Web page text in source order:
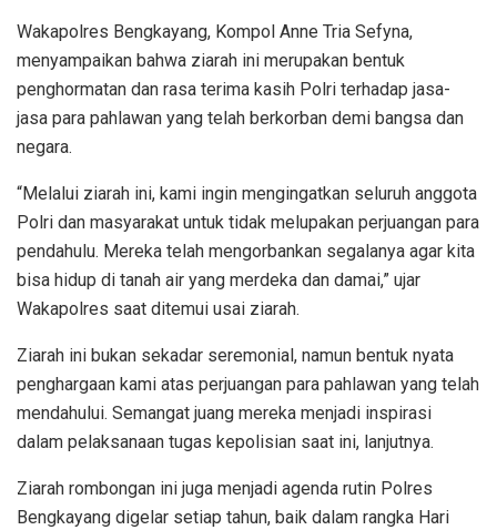
Wakapolres Bengkayang, Kompol Anne Tria Sefyna,
menyampaikan bahwa ziarah ini merupakan bentuk
penghormatan dan rasa terima kasih Polri terhadap jasa-
jasa para pahlawan yang telah berkorban demi bangsa dan
negara.
“Melalui ziarah ini, kami ingin mengingatkan seluruh anggota
Polri dan masyarakat untuk tidak melupakan perjuangan para
pendahulu. Mereka telah mengorbankan segalanya agar kita
bisa hidup di tanah air yang merdeka dan damai,” ujar
Wakapolres saat ditemui usai ziarah.
Ziarah ini bukan sekadar seremonial, namun bentuk nyata
penghargaan kami atas perjuangan para pahlawan yang telah
mendahului. Semangat juang mereka menjadi inspirasi
dalam pelaksanaan tugas kepolisian saat ini, lanjutnya.
Ziarah rombongan ini juga menjadi agenda rutin Polres
Bengkayang digelar setiap tahun, baik dalam rangka Hari